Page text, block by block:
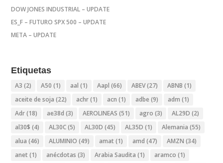
DOW JONES INDUSTRIAL – UPDATE
ES_F – FUTURO SPX 500 – UPDATE
META – UPDATE
Etiquetas
A3 (2) A50 (1) aal (1) Aapl (66) ABEV(27) ABNB (1)
aceite de soja (22) achr(1) acn (1) adbe (9) adm (1)
Adr(18) ae38d (3) AEROLINEAS (51) agro (3) AL29D (2)
al30$ (4) AL30C(5) AL30D (45) AL35D (1) Alemania (55)
alua (46) ALUMINIO (49) amat (1) amd (47) AMZN (34)
anet (1) anécdotas (3) Arabia Saudita (1) aramco (1)